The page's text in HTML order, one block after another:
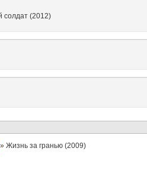
(2012)
» Жизнь за гранью (2009)